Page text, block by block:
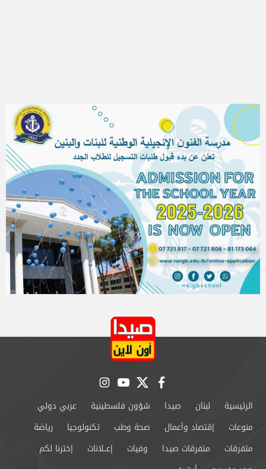
facebook
twitter
youtube
instagram
الرئيسية لبنان صيدا شؤون فلسطينية
عربي دولي
منوعات
إقتصاد وأعمال صحة وطب تكنولوجيا
رياضة
متفرقات
متفرقات صيدا وفيات إعــلانات
إخترنا لكم